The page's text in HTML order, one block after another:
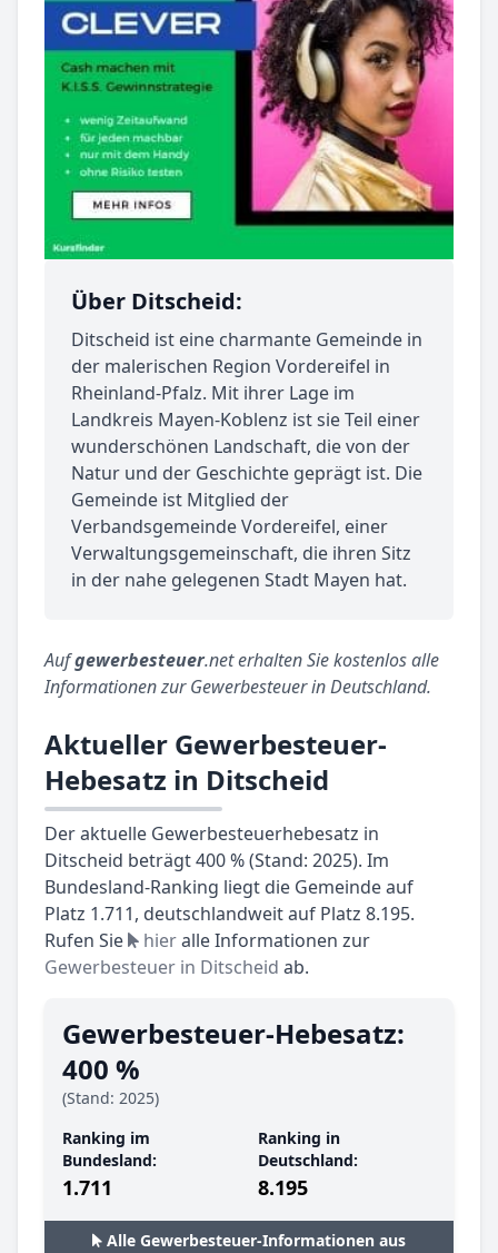
Über Ditscheid:
Ditscheid ist eine charmante Gemeinde in
der malerischen Region Vordereifel in
Rheinland-Pfalz. Mit ihrer Lage im
Landkreis Mayen-Koblenz ist sie Teil einer
wunderschönen Landschaft, die von der
Natur und der Geschichte geprägt ist. Die
Gemeinde ist Mitglied der
Verbandsgemeinde Vordereifel, einer
Verwaltungsgemeinschaft, die ihren Sitz
in der nahe gelegenen Stadt Mayen hat.
Aufgewerbesteuer.net erhalten Sie kostenlos alle
Informationen zur Gewerbesteuer in Deutschland.
Aktueller Gewerbesteuer-
Hebesatz in Ditscheid
Der aktuelle Gewerbesteuerhebesatz in
Ditscheid beträgt 400 % (Stand: 2025). Im
Bundesland-Ranking liegt die Gemeinde auf
Platz 1.711, deutschlandweit auf Platz 8.195.
Rufen Sie
hieralle Informationen zur
Gewerbesteuer in Ditscheid ab.
Gewerbesteuer-Hebesatz:
400 %
(Stand: 2025)
Ranking im
Bundesland:
1.711
Ranking in
Deutschland:
8.195
Alle Gewerbesteuer-Informationen aus